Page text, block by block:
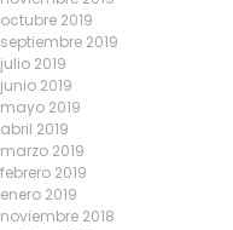
octubre 2019
septiembre 2019
julio 2019
junio 2019
mayo 2019
abril 2019
marzo 2019
febrero 2019
enero 2019
noviembre 2018